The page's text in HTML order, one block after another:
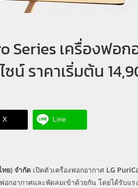
Series เครื่องฟอ
น์ ราคาเริ่มต้น
X Line
ย) จำกัด เปิดตัวเครื่องฟอกอากาศ LG
อกอากาศและพัดลมเข้าด้วยกัน โดยได้รับแ